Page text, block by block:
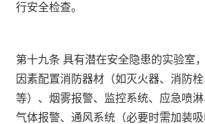
行安全检查。
第十九条 具有潜在安全隐患的实验室
因素配置消防器材（如灭火器、消防
等）、烟雾报警、监控系统、应急喷
气体报警、通风系统（必要时需加装